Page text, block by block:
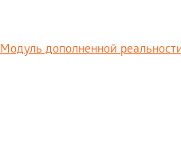
Модуль дополненной